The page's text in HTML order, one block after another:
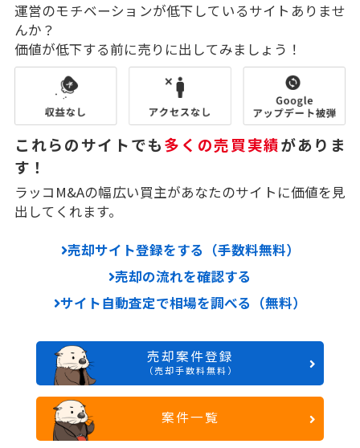
運営のモチベーションが低下しているサイトありませ
んか？
価値が低下する前に売りに出してみましょう！
これらのサイトでも多くの売買実績がありま
す！
ラッコM&Aの幅広い買主があなたのサイトに価値を見
出してくれます。
売却サイト登録をする（手数料無料）
売却の流れを確認する
サイト自動査定で相場を調べる（無料）
売却案件登録
（売却手数料無料）
案件一覧